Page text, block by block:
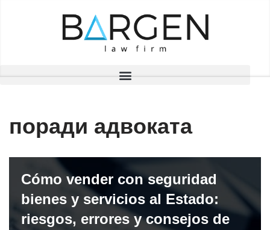
поради адвоката
Cómo vender con seguridad
bienes y servicios al Estado:
riesgos, errores y consejos de